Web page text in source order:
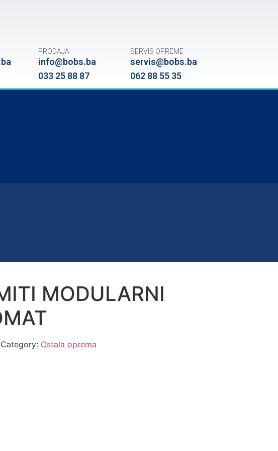
PRODAJA
info@bobs.ba
033 25 88 87
SERVIS OPREME
servis@bobs.ba
062 88 55 35
MODULARNI
Category: Ostala oprema